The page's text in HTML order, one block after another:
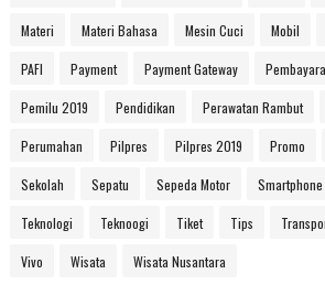
Materi Materi Bahasa Mesin Cuci Mobil
PAFI Payment Payment Gateway
Pemilu 2019 Pendidikan Perawatan Rambut
Perumahan Pilpres Pilpres 2019 Promo
Sekolah Sepatu Sepeda Motor Smartphone
Teknologi Teknoogi Tiket Tips
Vivo Wisata Wisata Nusantara